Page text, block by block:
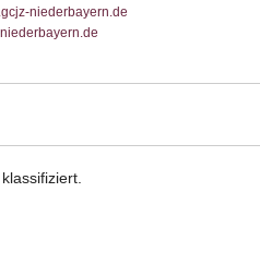
niederbayern.de